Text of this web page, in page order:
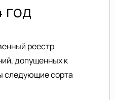
год
реестр
допущенных к
следующие сорта